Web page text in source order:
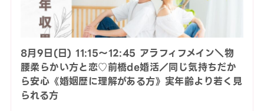
8月9日(日) 11:15〜12:45 アラフィフメイン＼物
腰柔らかい方と恋♡前橋de婚活／同じ気持ちだか
ら安心《婚姻歴に理解がある方》実年齢より若く見
られる方